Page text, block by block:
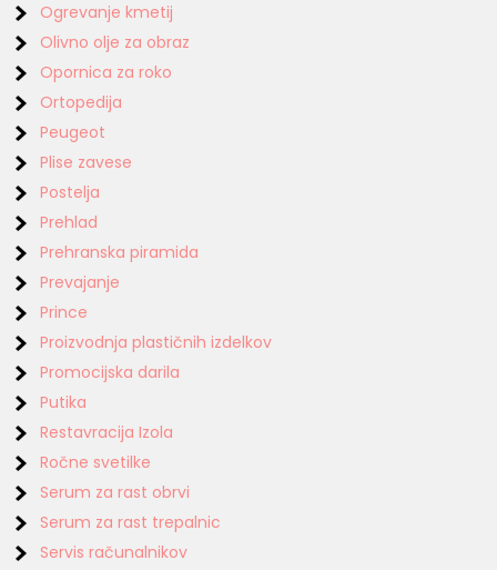
Ogrevanje kmetij
Olivno olje za obraz
Opornica za roko
Ortopedija
Peugeot
Plise zavese
Postelja
Prehlad
Prehranska piramida
Prevajanje
Prince
Proizvodnja plastičnih izdelkov
Promocijska darila
Putika
Restavracija Izola
Ročne svetilke
Serum za rast obrvi
Serum za rast trepalnic
Servis računalnikov